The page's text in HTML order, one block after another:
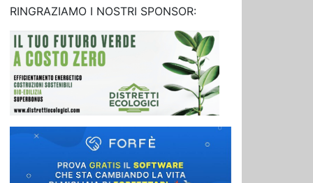
RINGRAZIAMO I NOSTRI SPONSOR: